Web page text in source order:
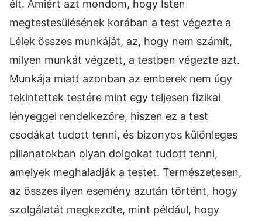
élt. Amiért azt mondom, hogy Isten
megtestesülésének korában a test végezte a
Lélek összes munkáját, az, hogy nem számít,
milyen munkát végzett, a testben végezte azt.
Munkája miatt azonban az emberek nem úgy
tekintettek testére mint egy teljesen fizikai
lényeggel rendelkezőre, hiszen ez a test
csodákat tudott tenni, és bizonyos különleges
pillanatokban olyan dolgokat tudott tenni,
amelyek meghaladják a testet. Természetesen,
az összes ilyen esemény azután történt, hogy
szolgálatát megkezdte, mint például, hogy